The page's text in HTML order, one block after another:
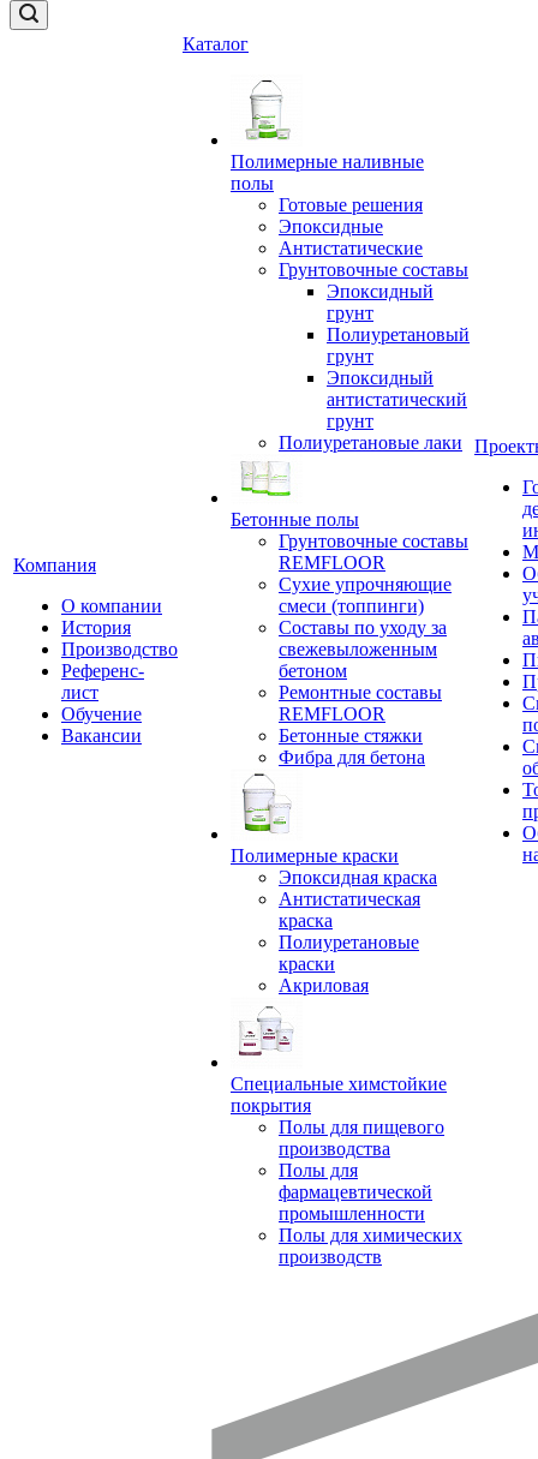
Компания
О компании
История
Производство
Референс-
лист
Обучение
Вакансии
Каталог
Полимерные наливные
полы
Готовые решения
Эпоксидные
Антистатические
Грунтовочные составы
Эпоксидный
грунт
Полиуретановый
грунт
Эпоксидный
антистатический
грунт
Полиуретановые лаки
Бетонные полы
Грунтовочные составы
REMFLOOR
Сухие упрочняющие
смеси (топпинги)
Составы по уходу за
свежевыложенным
бетоном
Ремонтные составы
REMFLOOR
Бетонные стяжки
Фибра для бетона
Полимерные краски
Эпоксидная краска
Антистатическая
краска
Полиуретановые
краски
Акриловая
Специальные химстойкие
покрытия
Полы для пищевого
производства
Полы для
фармацевтической
промышленности
Полы для химических
производств